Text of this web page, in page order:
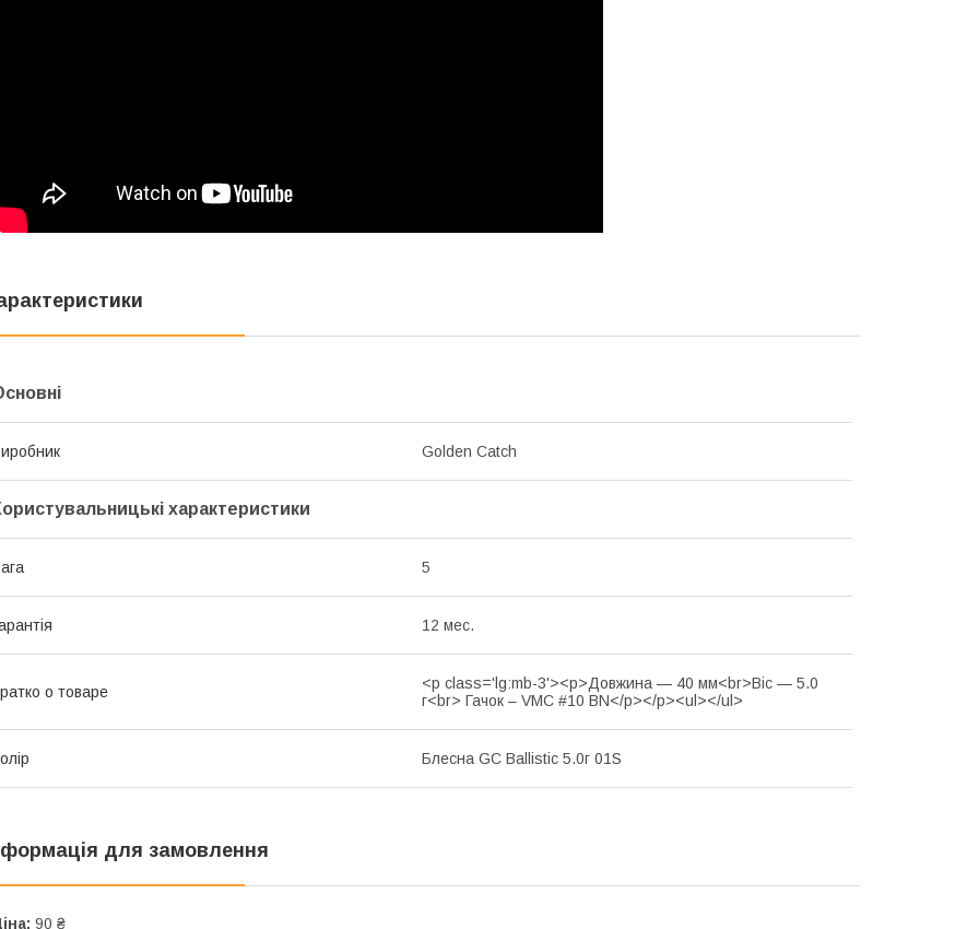
Golden Catch
характеристики
5
12 мес.
о товаре
<p class='lg:mb-3'><p>Довжина — 40 мм<br>Віс — 5.0
г<br> Гачок – VMC #10 BN</p></p><ul></ul>
Блесна GC Ballistic 5.0г 01S
для замовлення
90 ₴